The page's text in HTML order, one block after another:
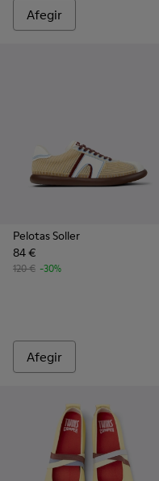
Afegir
Pelotas Soller
84 €
120 € -30%
Afegir